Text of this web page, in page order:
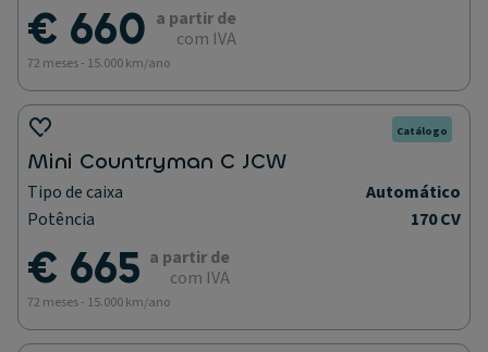
€ 660 a partir de
com IVA
72 meses - 15.000 km/ano
Catálogo
Mini Countryman C JCW
Tipo de caixa
Automático
Potência
170 CV
€ 665 a partir de
com IVA
72 meses - 15.000 km/ano